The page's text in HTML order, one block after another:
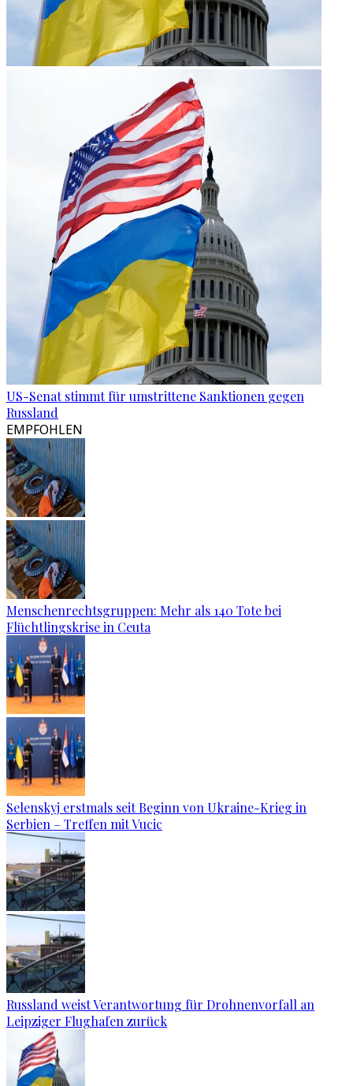
US-Senat stimmt für umstrittene Sanktionen gegen
Russland
EMPFOHLEN
Menschenrechtsgruppen: Mehr als 140 Tote bei
Flüchtlingskrise in Ceuta
Selenskyj erstmals seit Beginn von Ukraine-Krieg in
Serbien – Treffen mit Vucic
Russland weist Verantwortung für Drohnenvorfall an
Leipziger Flughafen zurück